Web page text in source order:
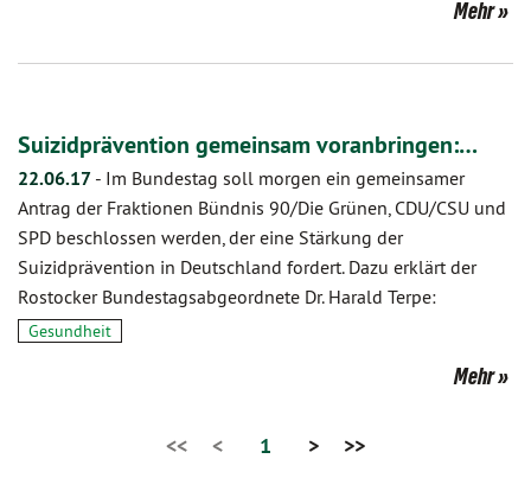
Mehr
Suizidprävention gemeinsam voranbringen:…
22.06.17 - Im Bundestag soll morgen ein gemeinsamer
Antrag der Fraktionen Bündnis 90/Die Grünen, CDU/CSU und
SPD beschlossen werden, der eine Stärkung der
Suizidprävention in Deutschland fordert. Dazu erklärt der
Rostocker Bundestagsabgeordnete Dr. Harald Terpe:
Gesundheit
Mehr
<< < 1 > >>